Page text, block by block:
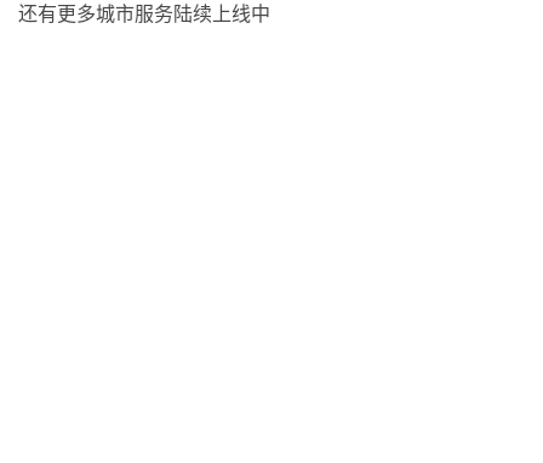
还有更多城市服务陆续上线中